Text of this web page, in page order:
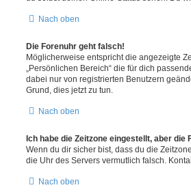
Nach oben
Die Forenuhr geht falsch!
Möglicherweise entspricht die angezeigte
„Persönlichen Bereich“ die für dich
dabei nur von registrierten Benutzern
Grund, dies jetzt zu tun.
Nach oben
Ich habe die Zeitzone eingestellt, aber
Wenn du dir sicher bist, dass du die
die Uhr des Servers vermutlich falsch.
Nach oben